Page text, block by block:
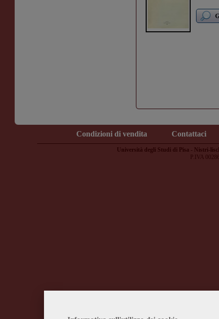
Condizioni di vendita Contattaci
Università degli Studi di Pisa - Nistri-
P.IVA